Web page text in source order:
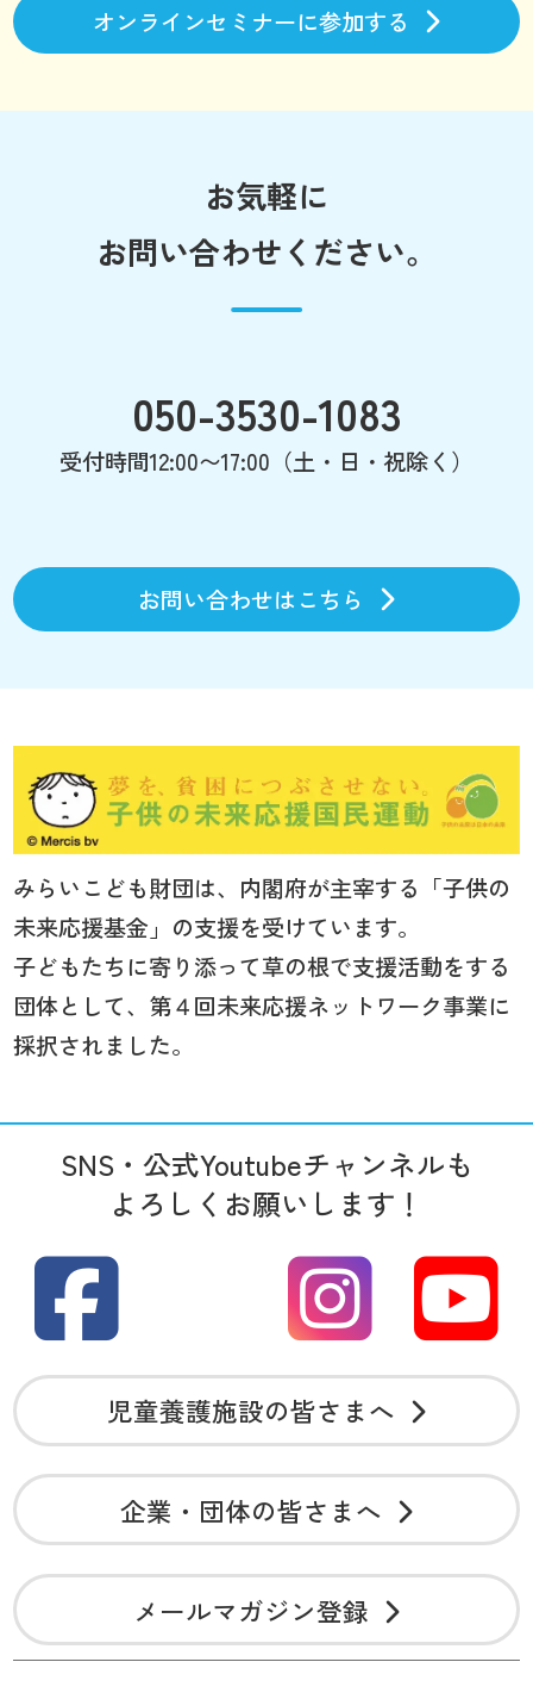
オンラインセミナーに参加する
お気軽に
お問い合わせください。
050-3530-1083
受付時間12:00〜17:00（土・日・祝除く）
お問い合わせはこちら
みらいこども財団は、内閣府が主宰する「子供の
未来応援基金」の支援を受けています。
子どもたちに寄り添って草の根で支援活動をする
団体として、第４回未来応援ネットワーク事業に
採択されました。
SNS・公式Youtubeチャンネルも
よろしくお願いします！
児童養護施設の皆さまへ
企業・団体の皆さまへ
メールマガジン登録